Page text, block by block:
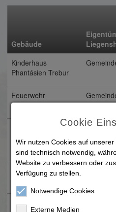
Gebäude
Kinderhaus
Phantásien Trebur
Feuerwehr
Geinsheim
Sportplatz
Geinsheim
KiTa Pusteblume
Grundschule
Cookie
Wir nutzen Cookies auf
sind technisch notwendig,
Website zu verbessern oder
Verfügung zu stellen.
Notwendige Cookies
Externe Medien